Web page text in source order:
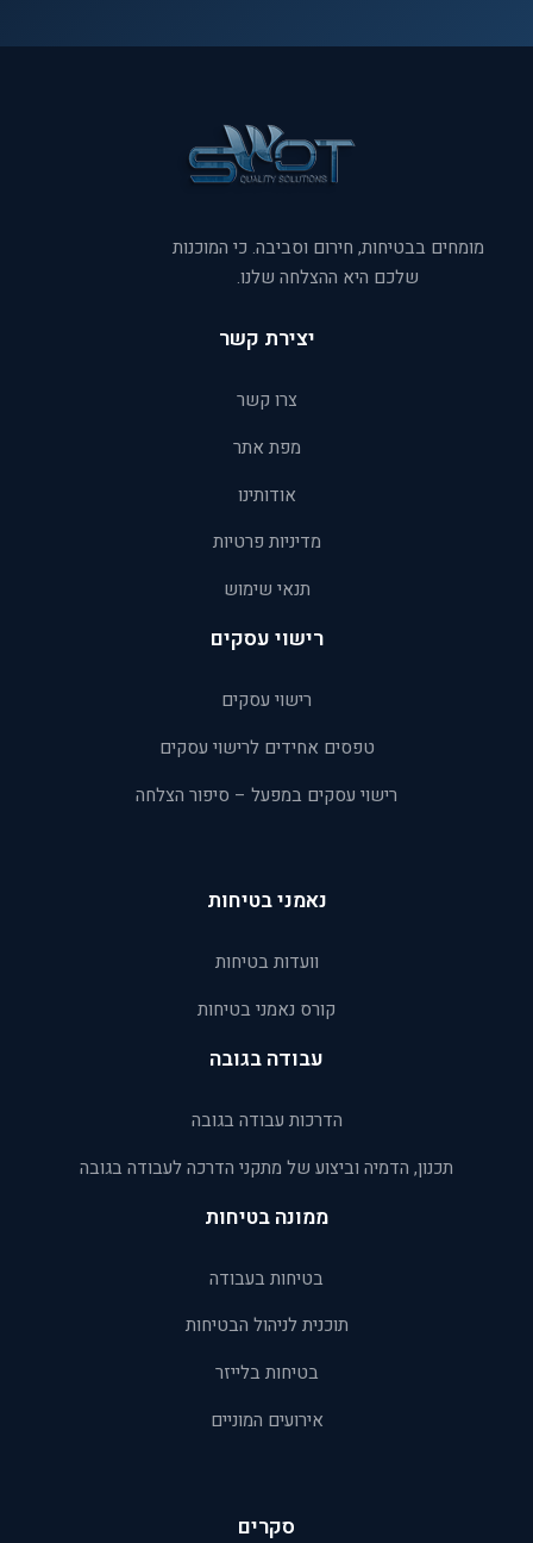
מומחים בבטיחות, חירום וסביבה. כי המוכנות
שלכם היא ההצלחה שלנו.
יצירת קשר
צרו קשר
מפת אתר
אודותינו
מדיניות פרטיות
תנאי שימוש
רישוי עסקים
רישוי עסקים
טפסים אחידים לרישוי עסקים
רישוי עסקים במפעל – סיפור הצלחה
נאמני בטיחות
וועדות בטיחות
קורס נאמני בטיחות
עבודה בגובה
הדרכות עבודה בגובה
תכנון, הדמיה וביצוע של מתקני הדרכה לעבודה בגובה
ממונה בטיחות
בטיחות בעבודה
תוכנית לניהול הבטיחות
בטיחות בלייזר
אירועים המוניים
סקרים